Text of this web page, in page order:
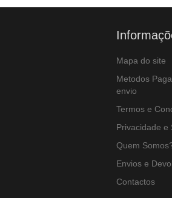
Mapa do site
Metodos
envio
Termos e
Privacidade e
Quem
Envios e
Contactos